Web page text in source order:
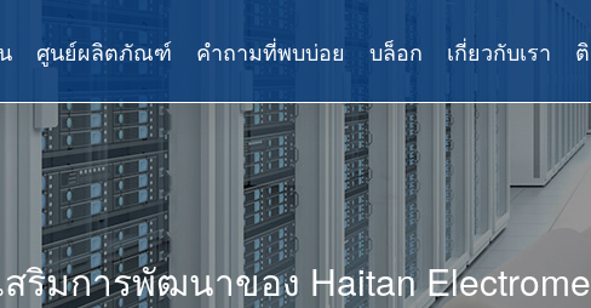
ศูนย์ผลิตภัณฑ์ คำถามที่พบบ่อย บล็อก เกี่ยวกับเรา
ริมการพัฒนาของ Haitan